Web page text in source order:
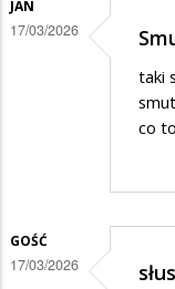
JAN
17/03/2026
taki
co
GOŚĆ
17/03/2026